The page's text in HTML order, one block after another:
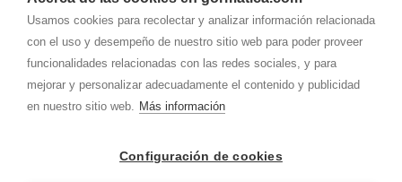
Usamos cookies para recolectar y analizar información relacionada
con el uso y desempeño de nuestro sitio web para poder proveer
funcionalidades relacionadas con las redes sociales, y para
mejorar y personalizar adecuadamente el contenido y publicidad
en nuestro sitio web. Más información
Configuración de cookies
975.368.262
Aviso Legal Política de privacidad
Gormaz Informática S.L.C/ Soria, 2 - El Burgo de Osma (Soria)